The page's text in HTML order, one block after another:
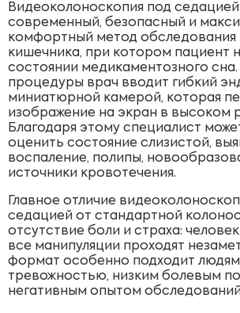
Видеоколоноскопия под
современный, безопасный и
комфортный метод обследования
кишечника, при котором пациент
состоянии медикаментозного
процедуры врач вводит гибкий
миниатюрной камерой, которая
изображение на экран в высоком
Благодаря этому специалист
оценить состояние слизистой,
воспаление, полипы,
источники кровотечения.
Главное отличие
седацией от стандартной
отсутствие боли и страха:
все манипуляции проходят
формат особенно подходит
тревожностью, низким болевым
негативным опытом